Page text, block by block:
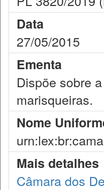
Data
27/05/2015
Ementa
Dispõe sobre
marisqueiras.
Nome
Mais detalhes
Câmara dos